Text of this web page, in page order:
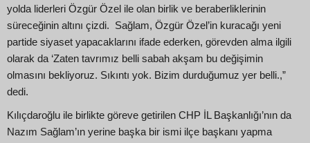
yolda liderleri Özgür Özel ile olan birlik ve beraberliklerinin
süreceğinin altını çizdi. Sağlam, Özgür Özel’in kuracağı yeni
partide siyaset yapacaklarını ifade ederken, görevden alma ilgili
olarak da ‘Zaten tavrımız belli sabah akşam bu değişimin
olmasını bekliyoruz. Sıkıntı yok. Bizim durduğumuz yer belli.,”
dedi.
Kılıçdaroğlu ile birlikte göreve getirilen CHP İL Başkanlığı’nın da
Nazım Sağlam’ın yerine başka bir ismi ilçe başkanı yapma